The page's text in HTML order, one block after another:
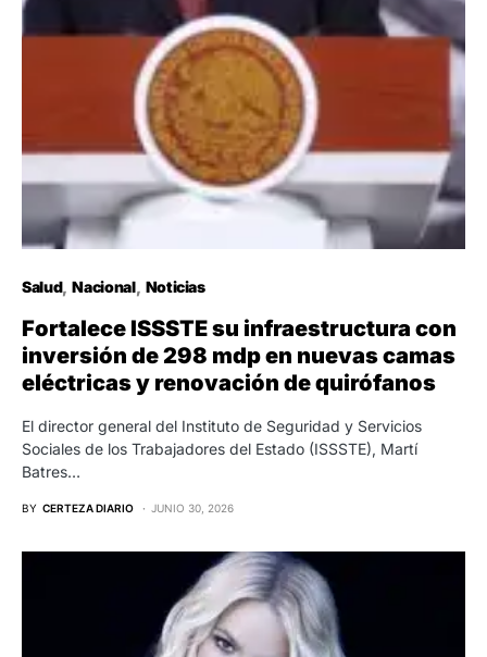
Salud Nacional Noticias
Fortalece ISSSTE su infraestructura con
inversión de 298 mdp en nuevas camas
eléctricas y renovación de quirófanos
El director general del Instituto de Seguridad y Servicios
Sociales de los Trabajadores del Estado (ISSSTE), Martí
Batres…
BY CERTEZA DIARIO JUNIO 30, 2026